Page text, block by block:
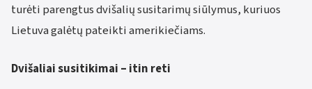
turėti parengtus dvišalių susitarimų siūlymus, kuriuos
Lietuva galėtų pateikti amerikiečiams.
Dvišaliai susitikimai – itin reti